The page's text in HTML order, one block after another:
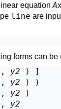
equationA
line are
forms can be
, y2 ) ]
, y2 ) )
, y2 )
, y2